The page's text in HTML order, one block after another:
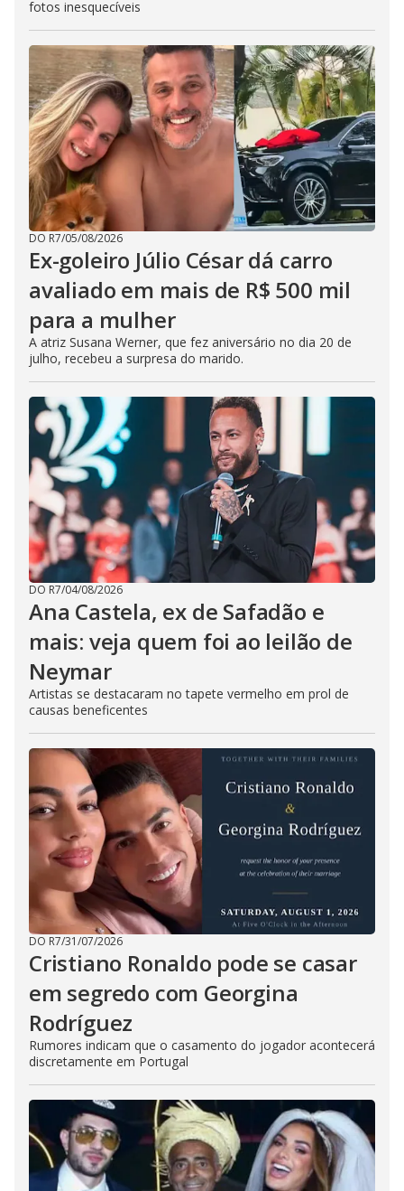
fotos inesquecíveis
DO R7/05/08/2026
Ex-goleiro Júlio César dá carro
avaliado em mais de R$ 500 mil
para a mulher
A atriz Susana Werner, que fez aniversário no dia 20 de
julho, recebeu a surpresa do marido.
DO R7/04/08/2026
Ana Castela, ex de Safadão e
mais: veja quem foi ao leilão de
Neymar
Artistas se destacaram no tapete vermelho em prol de
causas beneficentes
DO R7/31/07/2026
Cristiano Ronaldo pode se casar
em segredo com Georgina
Rodríguez
Rumores indicam que o casamento do jogador acontecerá
discretamente em Portugal